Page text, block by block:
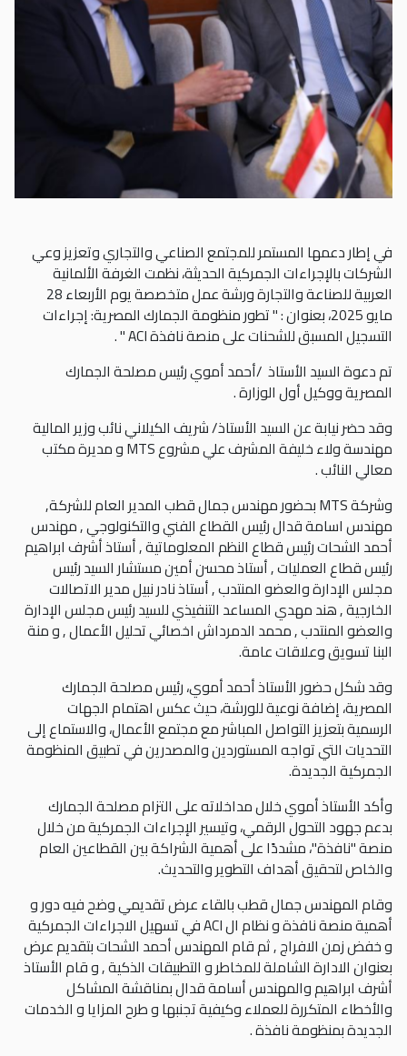
في إطار دعمها المستمر للمجتمع الصناعي والتجاري وتعزيز وعي
الشركات بالإجراءات الجمركية الحديثة، نظمت الغرفة الألمانية
العربية للصناعة والتجارة ورشة عمل متخصصة يوم الأربعاء 28
مايو 2025، بعنوان : " تطور منظومة الجمارك المصرية: إجراءات
التسجيل المسبق للشحنات على منصة نافذة ACI " .
تم دعوة السيد الأستاذ /أحمد أموي رئيس مصلحة الجمارك
المصرية ووكيل أول الوزارة .
وقد حضر نيابة عن السيد الأستاذ/ شريف الكيلاني نائب وزير المالية
مهندسة ولاء خليفة المشرف علي مشروع MTS و مديرة مكتب
معالي النائب .
وشركة MTS بحضور مهندس جمال قطب المدير العام للشركة,
مهندس اسامة قدال رئيس القطاع الفني والتكنولوجي , مهندس
أحمد الشحات رئيس قطاع النظم المعلوماتية , أستاذ أشرف ابراهيم
رئيس قطاع العمليات , أستاذ محسن أمين مستشار السيد رئيس
مجلس الإدارة والعضو المنتدب , أستاذ نادر نبيل مدير الاتصالات
الخارجية , هند مهدي المساعد التنفيذي للسيد رئيس مجلس الإدارة
والعضو المنتدب , محمد الدمرداش اخصائي تحليل الأعمال , و منة
البنا تسويق وعلاقات عامة.
وقد شكل حضور الأستاذ أحمد أموي، رئيس مصلحة الجمارك
المصرية، إضافة نوعية للورشة، حيث عكس اهتمام الجهات
الرسمية بتعزيز التواصل المباشر مع مجتمع الأعمال، والاستماع إلى
التحديات التي تواجه المستوردين والمصدرين في تطبيق المنظومة
الجمركية الجديدة.
وأكد الأستاذ أموي خلال مداخلاته على التزام مصلحة الجمارك
بدعم جهود التحول الرقمي، وتيسير الإجراءات الجمركية من خلال
منصة "نافذة"، مشددًا على أهمية الشراكة بين القطاعين العام
والخاص لتحقيق أهداف التطوير والتحديث.
وقام المهندس جمال قطب بالقاء عرض تقديمي وضح فيه دور و
أهمية منصة نافذة و نظام ال ACI في تسهيل الاجراءات الجمركية
و خفض زمن الافراج , ثم قام المهندس أحمد الشحات بتقديم عرض
بعنوان الادارة الشاملة للمخاطر و التطبيقات الذكية , و قام الأستاذ
أشرف ابراهيم والمهندس أسامة قدال بمناقشة المشاكل
والأخطاء المتكررة للعملاء وكيفية تجنبها و طرح المزايا و الخدمات
الجديدة بمنظومة نافذة .